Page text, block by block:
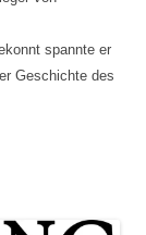
spannte er
Geschichte des